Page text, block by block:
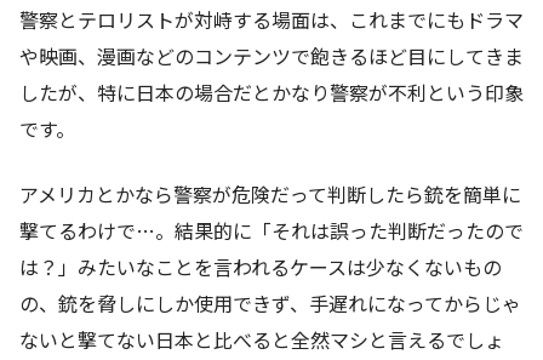
警察とテロリストが対峙する場面は、これまでにもドラマ
や映画、漫画などのコンテンツで飽きるほど目にしてきま
したが、特に日本の場合だとかなり警察が不利という印象
です。
アメリカとかなら警察が危険だって判断したら銃を簡単に
撃てるわけで…。結果的に「それは誤った判断だったので
は？」みたいなことを言われるケースは少なくないもの
の、銃を脅しにしか使用できず、手遅れになってからじゃ
ないと撃てない日本と比べると全然マシと言えるでしょ